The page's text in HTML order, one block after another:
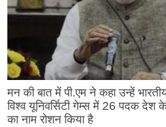
मन की बात में पी.एम ने कहा उन्हें
विश्व यूनिवर्सिटी गेम्स में 26 पदक देश
का नाम रोशन किया है